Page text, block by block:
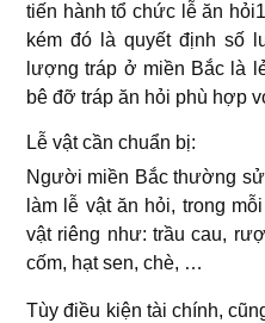
tiến hành tổ chức lễ ăn
kém đó là quyết định số
lượng tráp ở miền Bắc là
bê đỡ tráp ăn hỏi phù hợp
Lễ vật cần chuẩn bị:
Người miền Bắc thường
làm lễ vật ăn hỏi, trong
vật riêng như: trầu cau,
cốm, hạt sen, chè, …
Tùy điều kiện tài chính,